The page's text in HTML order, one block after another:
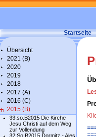
Startseite
Übersicht
2021 (B)
2020
2019
2018
2017 (A)
2016 (C)
2015 (B)
33.so.B2015 Die Kirche
Jesu Christi auf dem Weg
zur Vollendung
32.So.B2015 Dormitz - Ales